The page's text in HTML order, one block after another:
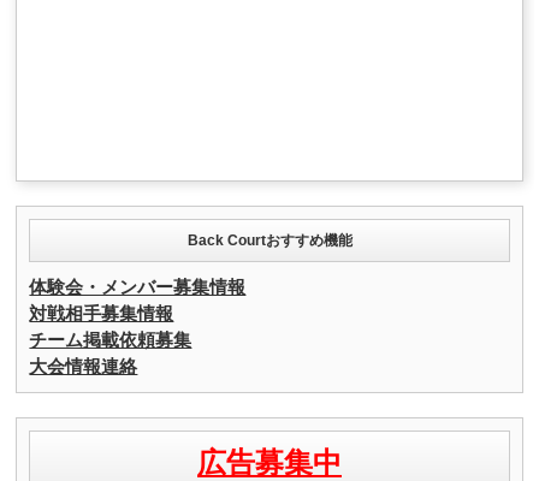
Back Courtおすすめ機能
体験会・メンバー募集情報
対戦相手募集情報
チーム掲載依頼募集
大会情報連絡
広告募集中